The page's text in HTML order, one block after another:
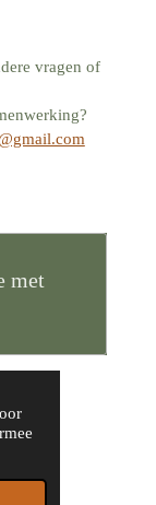
vragen of
met